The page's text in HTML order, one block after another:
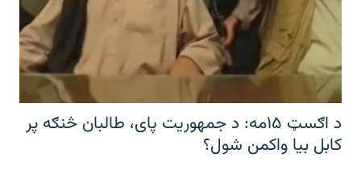
د اګسټ ۱۵مه: د جمهوریت پای، طالبان څنګه پر
کابل بیا واکمن شول؟